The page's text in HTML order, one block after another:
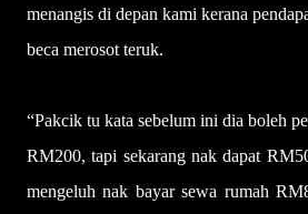
menangis di depan kami kerana
beca merosot teruk.
“Pakcik tu kata sebelum ini dia boleh
RM200, tapi sekarang nak dapat
mengeluh nak bayar sewa rumah